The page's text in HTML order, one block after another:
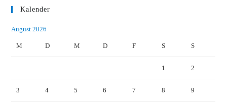
Kalender
August 2026
M D M D F S S
1 2
3 4 5 6 7 8 9